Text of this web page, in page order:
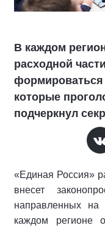
В каждом
расходной
формироваться
которые
подчеркнул
«Единая Россия»
внесет
направленных
каждом регионе